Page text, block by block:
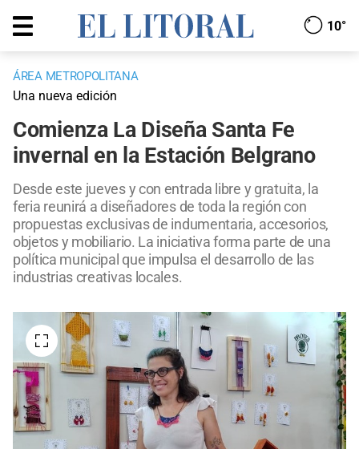
10°
ÁREA METROPOLITANA
Una nueva edición
Comienza La Diseña Santa Fe
invernal en la Estación Belgrano
Desde este jueves y con entrada libre y gratuita, la
feria reunirá a diseñadores de toda la región con
propuestas exclusivas de indumentaria, accesorios,
objetos y mobiliario. La iniciativa forma parte de una
política municipal que impulsa el desarrollo de las
industrias creativas locales.